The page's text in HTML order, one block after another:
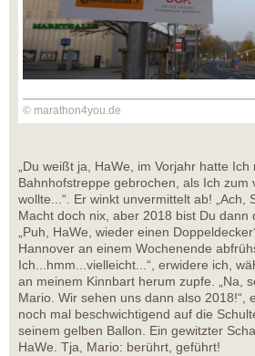
© marathon4you.de
„Du weißt ja, HaWe, im Vorjahr hatte
Bahnhofstreppe gebrochen, als Ich zum
wollte...“. Er winkt unvermittelt ab! „Ach,
Macht doch nix, aber 2018 bist Du dann
„Puh, HaWe, wieder einen
Hannover an einem Wochenende
Ich...hmm...vielleicht...“, erwidere ich,
an meinem Kinnbart herum zupfe. „Na,
Mario. Wir sehen uns dann also 2018!“,
noch mal beschwichtigend auf die
seinem gelben Ballon. Ein gewitzter
HaWe. Tja, Mario: berührt, geführt!